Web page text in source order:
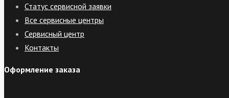
Статус сервисной заявки
Все сервисные центры
Сервисный центр
Контакты
Оформление заказа